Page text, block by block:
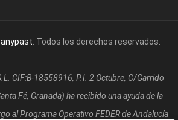
. Todos los derechos reservados.
CIF:B-18558916, P.I. 2 Octubre, C/Garrido
Fé, Granada) ha recibido una ayuda de la
al Programa Operativo FEDER de Andalucía